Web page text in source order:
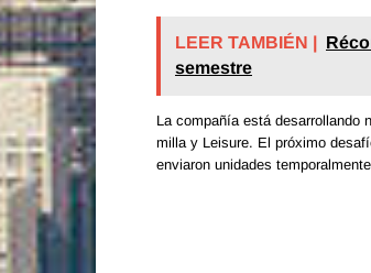
LEER TAMBIÉN |
semestre
La compañía está desarrollando
milla y Leisure. El próximo
enviaron unidades